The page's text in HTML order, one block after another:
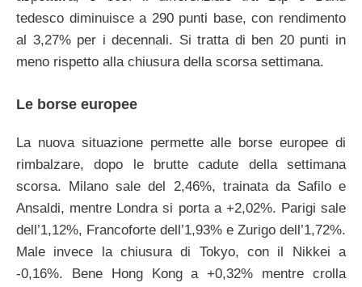
tedesco diminuisce a 290 punti base, con rendimento
al 3,27% per i decennali. Si tratta di ben 20 punti in
meno rispetto alla chiusura della scorsa settimana.
Le borse europee
La nuova situazione permette alle borse europee di
rimbalzare, dopo le brutte cadute della settimana
scorsa. Milano sale del 2,46%, trainata da Safilo e
Ansaldi, mentre Londra si porta a +2,02%. Parigi sale
dell’1,12%, Francoforte dell’1,93% e Zurigo dell’1,72%.
Male invece la chiusura di Tokyo, con il Nikkei a
-0,16%. Bene Hong Kong a +0,32% mentre crolla